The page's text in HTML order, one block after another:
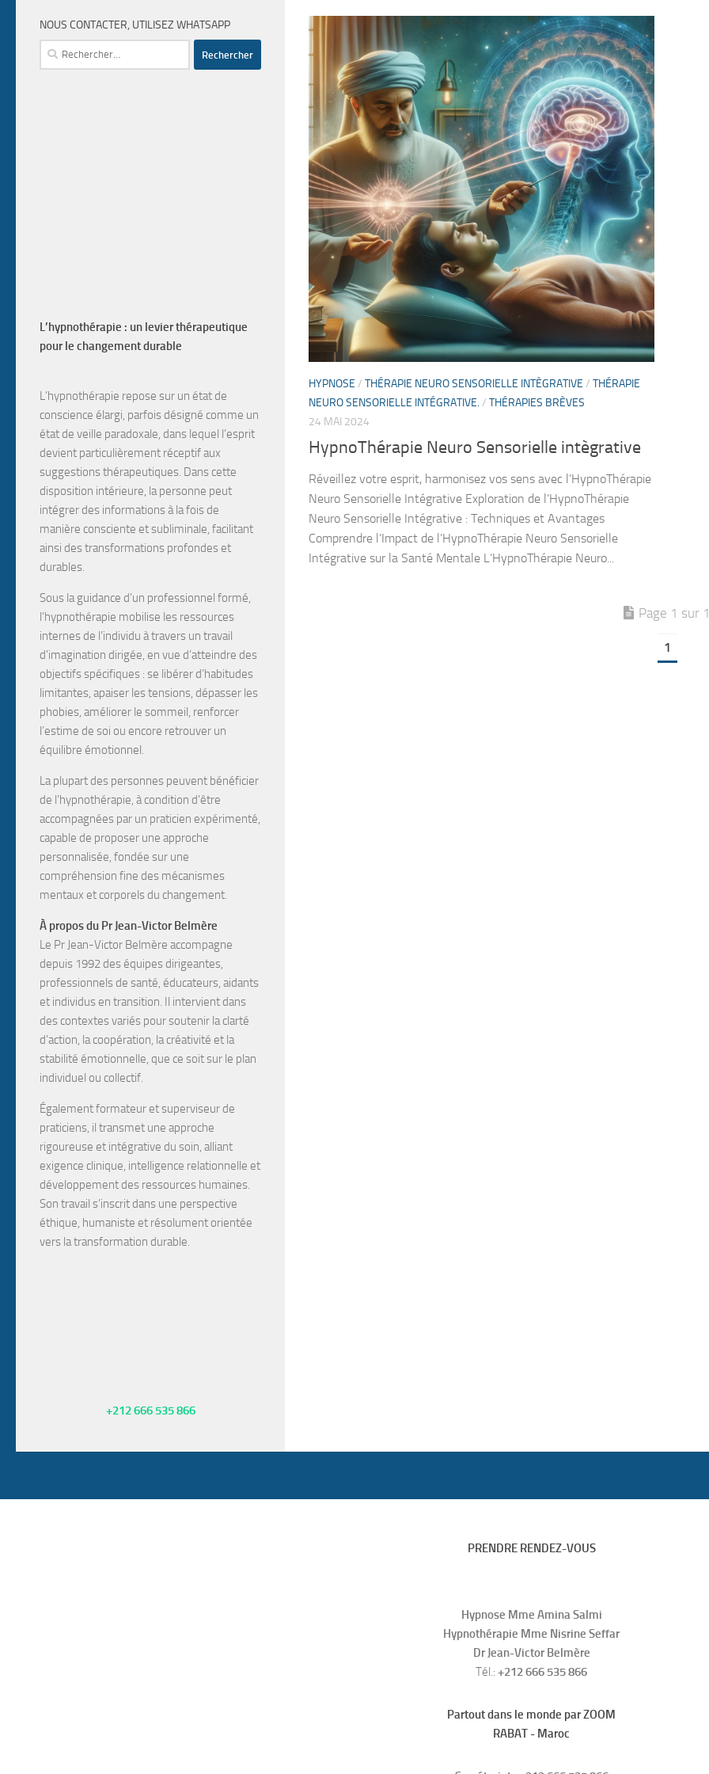
HYPNOSE / THÉRAPIE NEURO SENSORIELLE INTÈGRATIVE / THÉRAPIE
NEURO SENSORIELLE INTÉGRATIVE. / THÉRAPIES BRÈVES
24 MAI 2024
HypnoThérapie Neuro Sensorielle intègrative
Réveillez votre esprit, harmonisez vos sens avec l’HypnoThérapie
Neuro Sensorielle Intégrative Exploration de l’HypnoThérapie
Neuro Sensorielle Intégrative : Techniques et Avantages
Comprendre l’Impact de l’HypnoThérapie Neuro Sensorielle
Intégrative sur la Santé Mentale L’HypnoThérapie Neuro...
Page 1 sur
1
NOUS CONTACTER, UTILISEZ WHATSAPP
Rechercher :
L’hypnothérapie : un levier thérapeutique
pour le changement durable
L’hypnothérapie repose sur un état de
conscience élargi, parfois désigné comme un
état de veille paradoxale, dans lequel l’esprit
devient particulièrement réceptif aux
suggestionsthérapeutiques. Dans cette
disposition intérieure, la personne peut
intégrer des informations à la fois de
manière consciente et subliminale, facilitant
ainsi des transformations profondes et
durables.
Sous la guidance d’un professionnel formé,
l’hypnothérapie mobilise les ressources
internes de l’individu à travers un travail
d’imagination dirigée, en vue d’atteindre des
objectifs spécifiques : se libérer d’habitudes
limitantes, apaiser les tensions, dépasser les
phobies, améliorer le sommeil, renforcer
l’estime de soi ou encore retrouver un
équilibre émotionnel.
La plupart des personnes peuvent bénéficier
de l’hypnothérapie, à condition d’être
accompagnées par un praticien expérimenté,
capable de proposer une approche
personnalisée, fondée sur une
compréhension fine des mécanismes
mentaux et corporels du changement.
À propos du Pr Jean-Victor Belmère
Le Pr Jean-Victor Belmère accompagne
depuis 1992 des équipes dirigeantes,
professionnels de santé, éducateurs, aidants
et individus en transition. Il intervient dans
des contextes variés pour soutenir laclarté
d’action, la coopération, la créativité et la
stabilité émotionnelle, que ce soit sur le plan
individuel ou collectif.
Égalementformateur etsuperviseur de
praticiens, il transmet une approche
rigoureuse et intégrative du soin, alliant
exigence clinique, intelligence relationnelle et
développement des ressources humaines.
Son travail s’inscrit dans une perspective
éthique, humaniste et résolument orientée
vers la transformation durable.
+212 666 535 866
PRENDRE RENDEZ-VOUS
Hypnose Mme Amina Salmi
Hypnothérapie Mme Nisrine Seffar
Dr Jean-Victor Belmère
Tél.:+212 666 535 866
Partout dans le monde par ZOOM
RABAT - Maroc